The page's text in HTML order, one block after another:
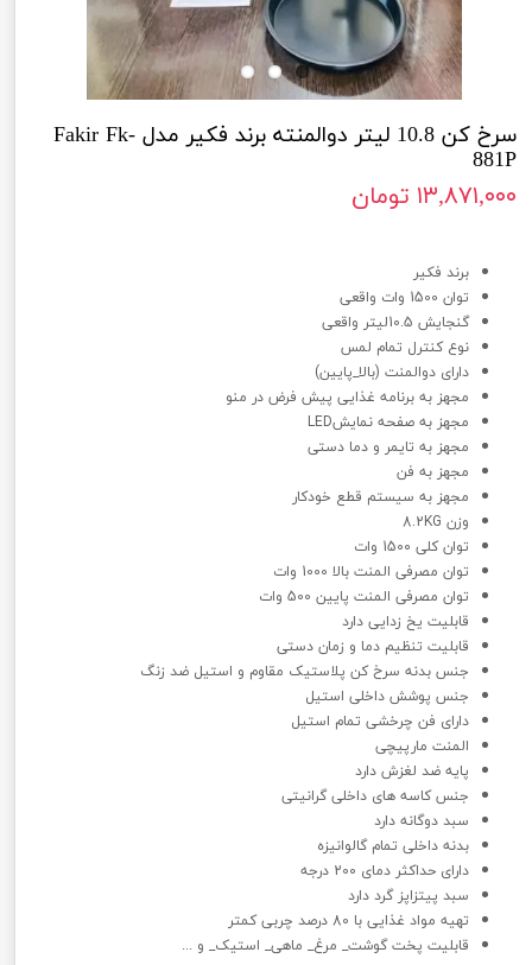
سرخ کن 10.8 لیتر دوالمنته برند فکیر مدل Fakir Fk-
881P
۱۳,۸۷۱,۰۰۰ تومان
برند فکیر
توان 1500 وات واقعی
گنجایش 10.5لیتر واقعی
نوع کنترل تمام لمس
دارای دوالمنت (بالا_پایین)
مجهز به برنامه غذایی پیش فرض در منو
مجهز به صفحه نمایشLED
مجهز به تایمر و دما دستی
مجهز به فن
مجهز به سیستم قطع خودکار
وزن 8.2KG
توان کلی 1500 وات
توان مصرفی المنت بالا 1000 وات
توان مصرفی المنت پایین 500 وات
قابلیت یخ زدایی دارد
قابلیت تنظیم دما و زمان دستی
جنس بدنه سرخ کن پلاستیک مقاوم و استیل ضد زنگ
جنس پوشش داخلی استیل
دارای فن چرخشی تمام استیل
المنت مارپیچی
پایه ضد لغزش دارد
جنس کاسه های داخلی گرانیتی
سبد دوگانه دارد
بدنه داخلی تمام گالوانیزه
دارای حداکثر دمای 200 درجه
سبد پیتزاپز گرد دارد
تهیه مواد غذایی با 80 درصد چربی کمتر
قابلیت پخت گوشت_ مرغ_ ماهی_ استیک_ و ...